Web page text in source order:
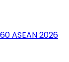
ASEAN 2026